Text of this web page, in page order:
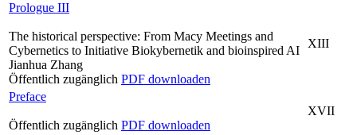
Prologue III
The historical perspective: From Macy Meetings and
Cybernetics to Initiative Biokybernetik and bioinspired AI
Jianhua Zhang
Öffentlich zugänglich PDF downloaden
XIII
Preface
Öffentlich zugänglich PDF downloaden
XVII